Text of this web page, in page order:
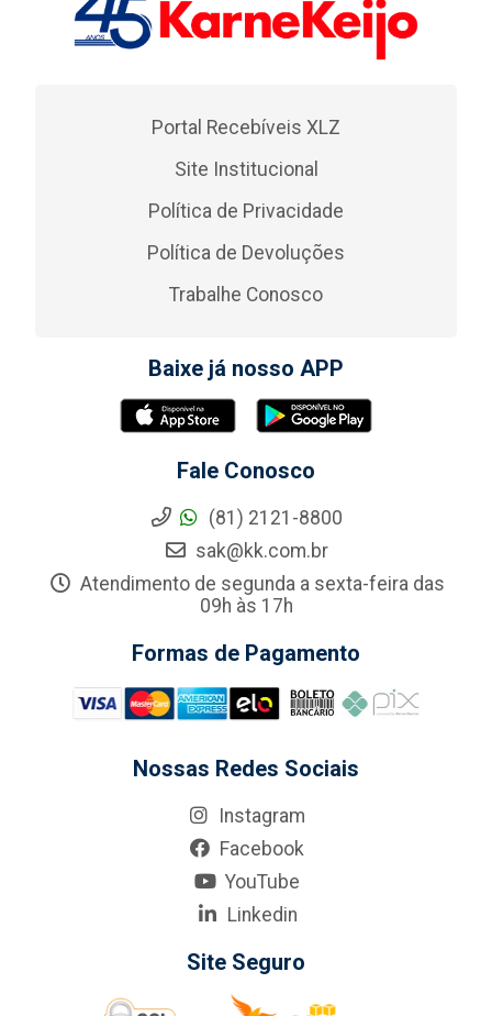
Portal Recebíveis XLZ
Site Institucional
Política de Privacidade
Política de Devoluções
Trabalhe Conosco
Baixe já nosso APP
Fale Conosco
(81) 2121-8800
sak@kk.com.br
Atendimento de segunda a sexta-feira das
09h às 17h
Formas de Pagamento
Nossas Redes Sociais
Instagram
Facebook
YouTube
Linkedin
Site Seguro